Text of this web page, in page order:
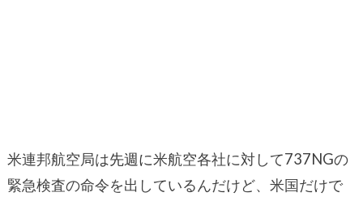
米連邦航空局は先週に米航空各社に対して737NGの
緊急検査の命令を出しているんだけど、米国だけで